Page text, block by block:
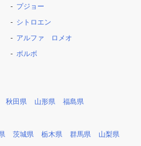
プジョー
シトロエン
アルファ ロメオ
ボルボ
秋田県 山形県 福島県
茨城県 栃木県 群馬県 山梨県